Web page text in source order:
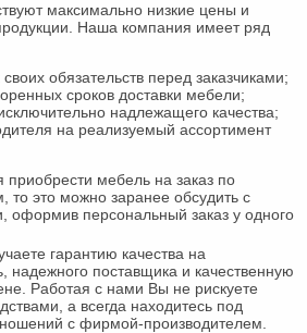
максимально низкие цены и
Наша компания имеет ряд
обязательств перед заказчиками;
сроков доставки мебели;
надлежащего качества;
на реализуемый ассортимент
приобрести мебель на заказ по
это можно заранее обсудить с
оформив персональный заказ у одного
гарантию качества на
поставщика и качественную
Работая с нами Вы не рискуете
а всегда находитесь под
с фирмой-производителем.